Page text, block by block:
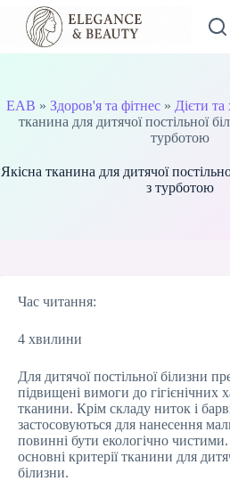
Перейти
вмісту
EAB » Здоров'я та фітнес» Дієти
тканина для дитячої постільної
турботою
Якісна тканина для дитячої
з турботою
Час читання:
4 хвилини
Для дитячої постільної білизни
підвищені вимоги до гігієнічних
тканини. Крім складу ниток і
застосовуються для нанесення
повинні бути екологічно
основні критерії тканини для
білизни.